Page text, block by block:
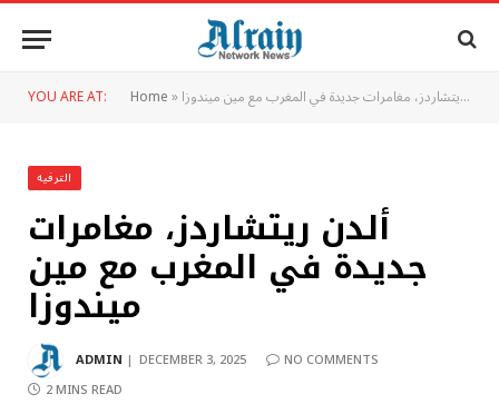
YOU ARE AT: Home»ألدن ريتشاردز، مغامرات جديدة في المغرب مع مين ميندوزا
الترفيه
ألدن ريتشاردز، مغامرات
جديدة في المغرب مع مين
ميندوزا
ADMIN DECEMBER 3, 2025
NO COMMENTS
2 MINS READ